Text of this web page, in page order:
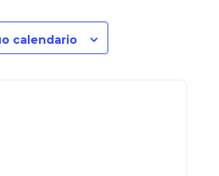
calendario